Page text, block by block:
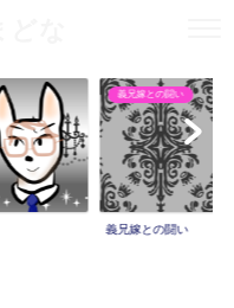
義兄嫁との闘い
義兄嫁との闘い